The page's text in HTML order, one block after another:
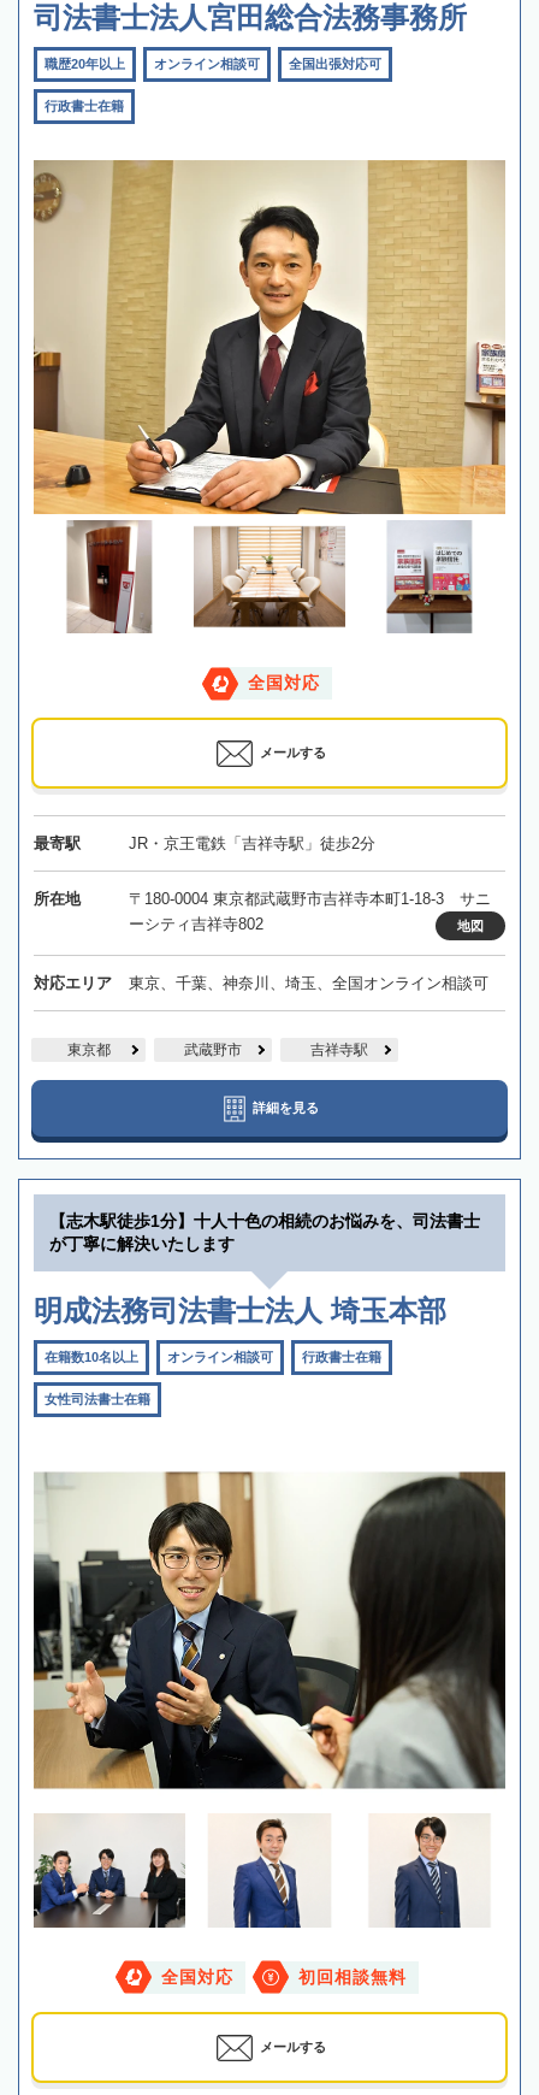
司法書士法人宮田総合法務事務所
職歴20年以上 オンライン相談可 全国出張対応可
行政書士在籍
全国対応
メールする
最寄駅 JR・京王電鉄「吉祥寺駅」徒歩2分
所在地
〒180-0004 東京都武蔵野市吉祥寺本町1-18-3 サニ
ーシティ吉祥寺802
地図
対応エリア 東京、千葉、神奈川、埼玉、全国オンライン相談可
東京都 武蔵野市 吉祥寺駅
詳細を見る
【志木駅徒歩1分】十人十色の相続のお悩みを、司法書士
が丁寧に解決いたします
明成法務司法書士法人 埼玉本部
在籍数10名以上 オンライン相談可 行政書士在籍
女性司法書士在籍
全国対応 初回相談無料
メールする